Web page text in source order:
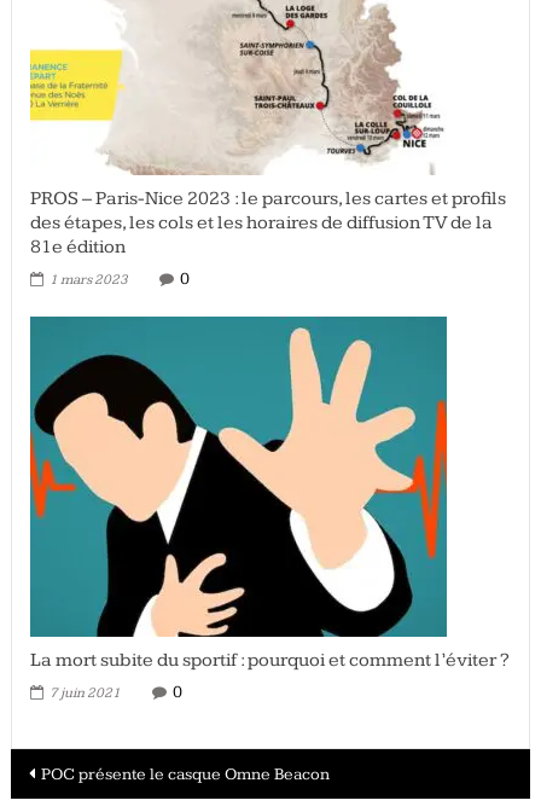
PROS – Paris-Nice 2023 : le parcours, les cartes et profils
des étapes, les cols et les horaires de diffusion TV de la
81e édition
1 mars 2023 0
La mort subite du sportif : pourquoi et comment l’éviter ?
7 juin 2021 0
Navigation
POC présente le casque Omne Beacon